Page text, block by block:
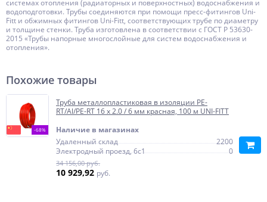
системах отопления (радиаторных и поверхностных) водоснабжения и
водоподготовки. Трубы соединяются при помощи пресс-фитингов Uni-
Fitt и обжимных фитингов Uni-Fitt, соответствующих трубе по диаметру
и толщине стенки. Труба изготовлена в соответствии с ГОСТ Р 53630-
2015 «Трубы напорные многослойные для систем водоснабжения и
отопления».
Похожие товары
-68%
Труба металлопластиковая в изоляции PE-
RT/Al/PE-RT 16 х 2.0 / 6 мм красная, 100 м UNI-FITT
Наличие в магазинах
Удаленный склад
2200
Электродный проезд, 6с1
0
34 156,00 руб.
10 929,92 руб.